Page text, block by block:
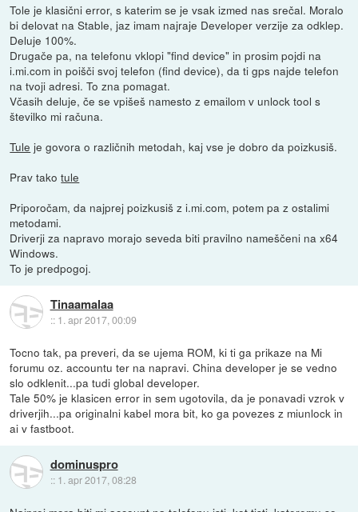
Tole je klasični error, s katerim se je vsak izmed nas srečal. Moralo
bi delovat na Stable, jaz imam najraje Developer verzije za odklep.
Deluje 100%.
Drugače pa, na telefonu vklopi "find device" in prosim pojdi na
i.mi.com in poišči svoj telefon (find device), da ti gps najde telefon
na tvoji adresi. To zna pomagat.
Včasih deluje, če se vpišeš namesto z emailom v unlock tool s
številko mi računa.
Tule je govora o različnih metodah, kaj vse je dobro da poizkusiš.
Prav takotule
Priporočam, da najprej poizkusiš z i.mi.com, potem pa z ostalimi
metodami.
Driverji za napravo morajo seveda biti pravilno nameščeni na x64
Windows.
To je predpogoj.
Tinaamalaa
:: 1. apr 2017, 00:09
Tocno tak, pa preveri, da se ujema ROM, ki ti ga prikaze na Mi
forumu oz. accountu ter na napravi. China developer je se vedno
slo odklenit...pa tudi global developer.
Tale 50% je klasicen error in sem ugotovila, da je ponavadi vzrok v
driverjih...pa originalni kabel mora bit, ko ga povezes z miunlock in
ai v fastboot.
dominuspro
:: 1. apr 2017, 08:28